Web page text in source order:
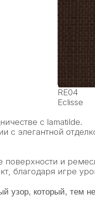
RE04
Eclisse
с lamatilde.
с элегантной
и
благодаря игре
узор, который, тем